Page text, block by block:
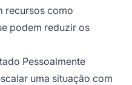
recursos como
podem reduzir os
Pessoalmente
uma situação com